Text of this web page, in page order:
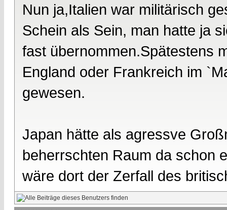
Nun ja,Italien war militärisch
Schein als Sein, man hatte ja
fast übernommen.Spätestens
England oder Frankreich im
gewesen.
Japan hätte als agressve
beherrschten Raum da schon
wäre dort der Zerfall des